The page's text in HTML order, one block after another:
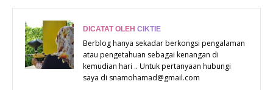
DICATAT OLEH CIKTIE
Berblog hanya sekadar berkongsi pengalaman
atau pengetahuan sebagai kenangan di
kemudian hari .. Untuk pertanyaan hubungi
saya di snamohamad@gmail.com